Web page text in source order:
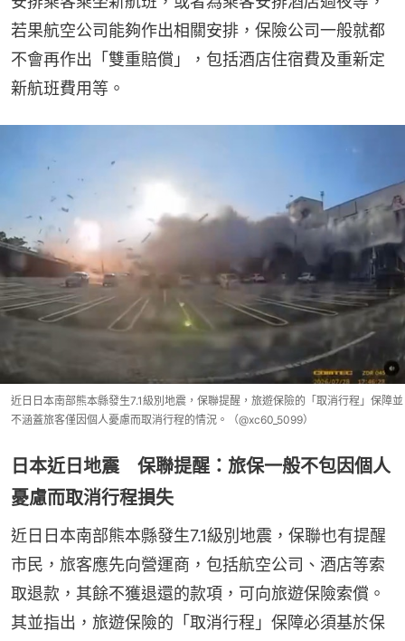
若果航空公司能夠作出相關安排，保險公司一般就都
不會再作出「雙重賠償」，包括酒店住宿費及重新定
新航班費用等。
近日日本南部熊本縣發生7.1級別地震，保聯提醒，旅遊保險的「取消行程」保障並
不涵蓋旅客僅因個人憂慮而取消行程的情況。（@xc60_5099）
日本近日地震 保聯提醒：旅保一般不包因個人
憂慮而取消行程損失
近日日本南部熊本縣發生7.1級別地震，保聯也有提醒
市民，旅客應先向營運商，包括航空公司、酒店等索
取退款，其餘不獲退還的款項，可向旅遊保險索償。
其並指出，旅遊保險的「取消行程」保障必須基於保